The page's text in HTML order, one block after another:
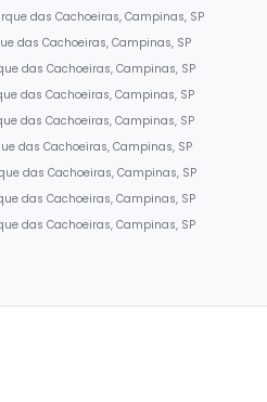
das Cachoeiras, Campinas, SP
das Cachoeiras, Campinas, SP
das Cachoeiras, Campinas, SP
das Cachoeiras, Campinas, SP
das Cachoeiras, Campinas, SP
das Cachoeiras, Campinas, SP
das Cachoeiras, Campinas, SP
das Cachoeiras, Campinas, SP
das Cachoeiras, Campinas, SP